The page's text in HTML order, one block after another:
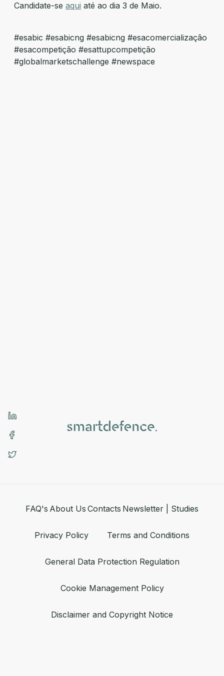
Candidate-se aqui até ao dia 3 de Maio.
#esabic #esabicng #esabicng #esacomercialização
#esacompetição #esattupcompetição
#globalmarketschallenge #newspace
FAQ's About Us Contacts Newsletter | Studies
Privacy Policy Terms and Conditions
General Data Protection Regulation
Cookie Management Policy
Disclaimer and Copyright Notice